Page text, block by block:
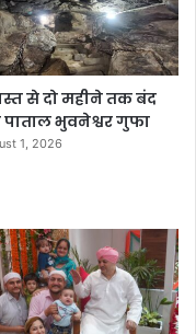
से दो महीने तक बंद
पाताल भुवनेश्वर गुफा
1, 2026